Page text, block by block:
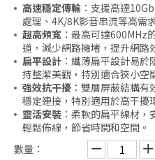
高速穩定傳輸 ：支援高達
處理、4K/8K影音串流等高需
超高頻寬 ：最高可達600MHz
道，減少網路擁堵，提升網路
扁平設計 ：纖薄扁平設計易
持整潔美觀，特別適合狹小空
強效抗干擾 ：雙層屏蔽結構
穩定連接，特別適用於高干擾
靈活安裝 ：柔軟的扁平線材
輕鬆佈線，節省時間和空間。
數量：